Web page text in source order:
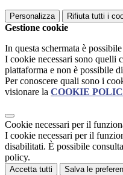
Personalizza Rifiuta tutti i
Gestione cookie
In questa schermata è
I cookie necessari sono quelli
piattaforma e non è possibile
Per conoscere quali sono i
visionare la COOKIE
Cookie necessari per il
I cookie necessari per il
disabilitati. È possibile
policy.
Accetta tutti Salva le